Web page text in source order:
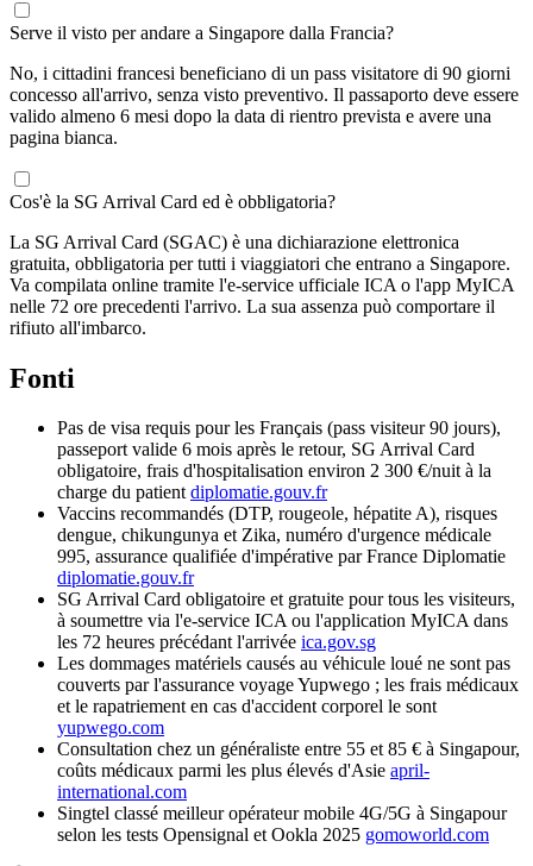
Serve il visto per andare a Singapore dalla Francia?
No, i cittadini francesi beneficiano di un pass visitatore di 90 giorni
concesso all'arrivo, senza visto preventivo. Il passaporto deve essere
valido almeno 6 mesi dopo la data di rientro prevista e avere una
pagina bianca.
Cos'è la SG Arrival Card ed è obbligatoria?
La SG Arrival Card (SGAC) è una dichiarazione elettronica
gratuita, obbligatoria per tutti i viaggiatori che entrano a Singapore.
Va compilata online tramite l'e-service ufficiale ICA o l'app MyICA
nelle 72 ore precedenti l'arrivo. La sua assenza può comportare il
rifiuto all'imbarco.
Fonti
Pas de visa requis pour les Français (pass visiteur 90 jours),
passeport valide 6 mois après le retour, SG Arrival Card
obligatoire, frais d'hospitalisation environ 2 300 €/nuit à la
charge du patient diplomatie.gouv.fr
Vaccins recommandés (DTP, rougeole, hépatite A), risques
dengue, chikungunya et Zika, numéro d'urgence médicale
995, assurance qualifiée d'impérative par France Diplomatie
diplomatie.gouv.fr
SG Arrival Card obligatoire et gratuite pour tous les visiteurs,
à soumettre via l'e-service ICA ou l'application MyICA dans
les 72 heures précédant l'arrivée ica.gov.sg
Les dommages matériels causés au véhicule loué ne sont pas
couverts par l'assurance voyage Yupwego ; les frais médicaux
et le rapatriement en cas d'accident corporel le sont
yupwego.com
Consultation chez un généraliste entre 55 et 85 € à Singapour,
coûts médicaux parmi les plus élevés d'Asie april-
international.com
Singtel classé meilleur opérateur mobile 4G/5G à Singapour
selon les tests Opensignal et Ookla 2025 gomoworld.com